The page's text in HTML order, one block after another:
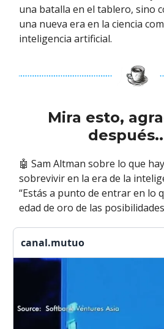
una batalla en el tablero, sino
una nueva era en la ciencia
inteligencia artificial.
Mira esto,
🤖 Sam Altman sobre lo que
sobrevivir en la era de la
“Estás a punto de entrar en lo
edad de oro de las posibilidades
canal.mutuo